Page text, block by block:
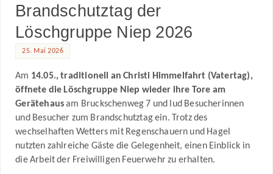
Brandschutztag der
Löschgruppe Niep 2026
25. Mai 2026
Am 14.05., traditionell an Christi Himmelfahrt (Vatertag),
öffnete die Löschgruppe Niep wieder ihre Tore am
Gerätehausam Bruckschenweg 7 und lud Besucherinnen
und Besucher zum Brandschutztag ein. Trotz des
wechselhaften Wetters mit Regenschauern und Hagel
nutzten zahlreiche Gäste die Gelegenheit, einen Einblick in
die Arbeit der Freiwilligen Feuerwehr zu erhalten.